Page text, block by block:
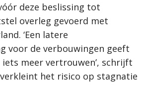
deze beslissing tot
overleg gevoerd met
‘Een latere
voor de verbouwingen geeft
meer vertrouwen’, schrijft
verkleint het risico op stagnatie